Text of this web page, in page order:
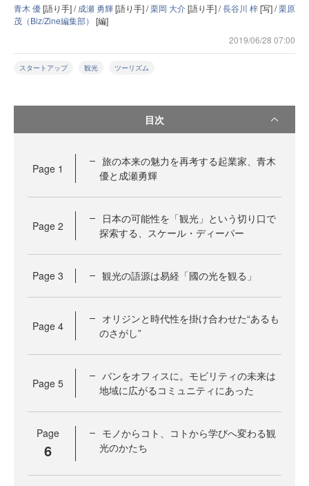
青木 優[語り手] /成瀬 勇輝[語り手] /栗岡 大介[語り手] /長谷川 梓[写] /栗原
茂（Biz/Zine編集部） [編]
2019/06/28 07:00
スタートアップ 観光 ツーリズム
目次
Page 1
旅の本来の魅力を再考する起業家、青木
優と成瀬勇輝
Page 2
日本の可能性を「観光」という切り口で
探索する、スケール・ディーパー
Page 3 観光の語源は易経「國の光を観る」
Page 4
オリジンと時代性を掛け合わせた“あるも
のさがし”
Page 5
バンをオフィスに。モビリティの未来は
地域に広がるコミュニティにあった
Page
6
モノからコト、コトから学びへ変わる観
光のかたち